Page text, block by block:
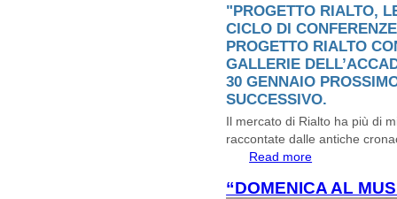
"PROGETTO RIALTO,
CICLO DI
PROGETTO RIALTO
GALLERIE
30 GENNAIO
SUCCESSIVO.
Il mercato di Rialto ha più di
raccontate dalle antiche
Read more
“DOMENICA AL